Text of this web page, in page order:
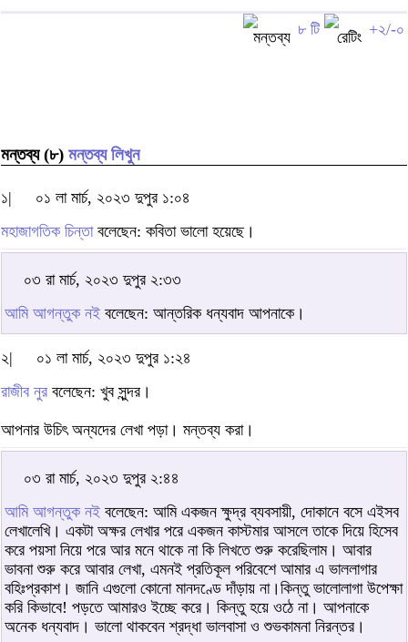
৮ টি +২/-০
মন্তব্য (৮) মন্তব্য লিখুন
১|
০১ লা মার্চ, ২০২৩ দুপুর ১:০৪
মহাজাগতিক চিন্তাবলেছেন: কবিতা ভালো হয়েছে।
০৩ রা মার্চ, ২০২৩ দুপুর ২:৩৩
আমি আগন্তুক নই বলেছেন: আন্তরিক ধন্যবাদ আপনাকে।
২|
০১ লা মার্চ, ২০২৩ দুপুর ১:২৪
রাজীব নুর বলেছেন: খুব সুন্দর।
আপনার উচিৎ অন্যদের লেখা পড়া। মন্তব্য করা।
০৩ রা মার্চ, ২০২৩ দুপুর ২:৪৪
আমি আগন্তুক নই বলেছেন: আমি একজন ক্ষুদ্র ব্যবসায়ী, দোকানে বসে এইসব
লেখালেখি। একটা অক্ষর লেখার পরে একজন কাস্টমার আসলে তাকে দিয়ে হিসেব
করে পয়সা নিয়ে পরে আর মনে থাকে না কি লিখতে শুরু করেছিলাম। আবার
ভাবনা শুরু করে আবার লেখা, এমনই প্রতিকূল পরিবেশে আমার এ ভাললাগার
বহিঃপ্রকাশ। জানি এগুলো কোনো মানদণ্ডে দাঁড়ায় না।কিন্তু ভালোলাগা উপেক্ষা
করি কিভাবে! পড়তে আমারও ইচ্ছে করে। কিন্তু হয়ে ওঠে না। আপনাকে
অনেক ধন্যবাদ। ভালো থাকবেন শ্রদ্ধা ভালবাসা ও শুভকামনা নিরন্তর।